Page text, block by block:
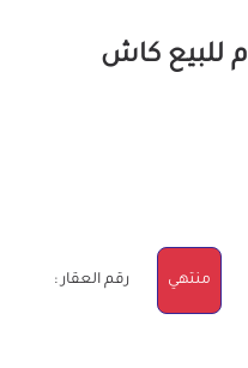
عقارات أخرى تجارية 219م للبيع كاش
منتهي رقم العقار :